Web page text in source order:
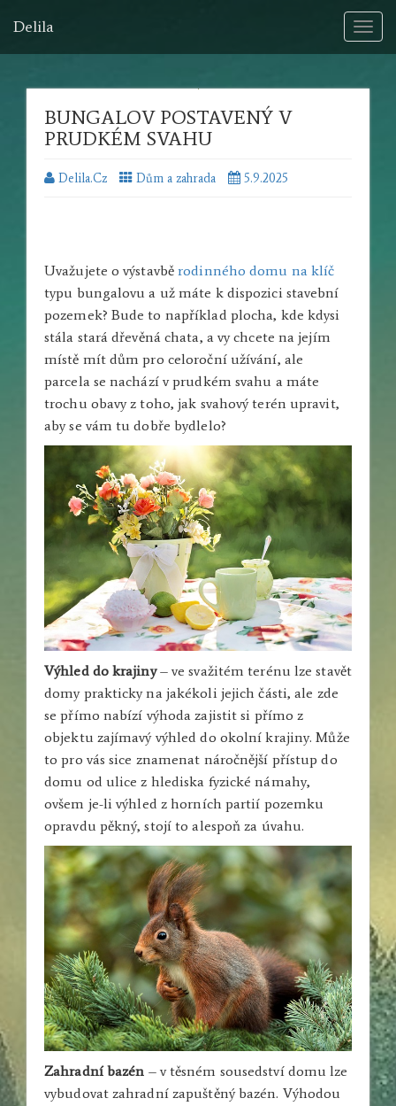
Delila
BUNGALOV POSTAVENÝ V
PRUDKÉM SVAHU
Delila.cz Dům a zahrada 5.9.2025
Uvažujete o výstavběrodinného domu na klíč
typu bungalovu a už máte k dispozici stavební
pozemek? Bude to například plocha, kde kdysi
stála stará dřevěná chata, a vy chcete na jejím
místě mít dům pro celoroční užívání, ale
parcela se nachází v prudkém svahu a máte
trochu obavy z toho, jak svahový terén upravit,
aby se vám tu dobře bydlelo?
Výhled do krajiny– ve svažitém terénu lze stavět
domy prakticky na jakékoli jejich části, ale zde
se přímo nabízí výhoda zajistit si přímo z
objektu zajímavý výhled do okolní krajiny. Může
to pro vás sice znamenat náročnější přístup do
domu od ulice z hlediska fyzické námahy,
ovšem je-li výhled z horních partií pozemku
opravdu pěkný, stojí to alespoň za úvahu.
Zahradní bazén – v těsném sousedství domu lze
vybudovat zahradní zapuštěný bazén. Výhodou